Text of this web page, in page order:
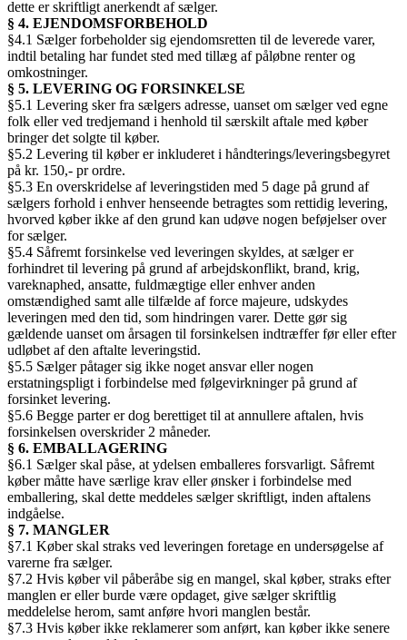
dette er skriftligt anerkendt af sælger.
§ 4. EJENDOMSFORBEHOLD
§4.1 Sælger forbeholder sig ejendomsretten til de leverede varer,
indtil betaling har fundet sted med tillæg af påløbne renter og
omkostninger.
§ 5. LEVERING OG FORSINKELSE
§5.1 Levering sker fra sælgers adresse, uanset om sælger ved egne
folk eller ved tredjemand i henhold til særskilt aftale med køber
bringer det solgte til køber.
§5.2 Levering til køber er inkluderet i håndterings/leveringsbegyret
på kr. 150,- pr ordre.
§5.3 En overskridelse af leveringstiden med 5 dage på grund af
sælgers forhold i enhver henseende betragtes som rettidig levering,
hvorved køber ikke af den grund kan udøve nogen beføjelser over
for sælger.
§5.4 Såfremt forsinkelse ved leveringen skyldes, at sælger er
forhindret til levering på grund af arbejdskonflikt, brand, krig,
vareknaphed, ansatte, fuldmægtige eller enhver anden
omstændighed samt alle tilfælde af force majeure, udskydes
leveringen med den tid, som hindringen varer. Dette gør sig
gældende uanset om årsagen til forsinkelsen indtræffer før eller efter
udløbet af den aftalte leveringstid.
§5.5 Sælger påtager sig ikke noget ansvar eller nogen
erstatningspligt i forbindelse med følgevirkninger på grund af
forsinket levering.
§5.6 Begge parter er dog berettiget til at annullere aftalen, hvis
forsinkelsen overskrider 2 måneder.
§ 6. EMBALLAGERING
§6.1 Sælger skal påse, at ydelsen emballeres forsvarligt. Såfremt
køber måtte have særlige krav eller ønsker i forbindelse med
emballering, skal dette meddeles sælger skriftligt, inden aftalens
indgåelse.
§ 7. MANGLER
§7.1 Køber skal straks ved leveringen foretage en undersøgelse af
varerne fra sælger.
§7.2 Hvis køber vil påberåbe sig en mangel, skal køber, straks efter
manglen er eller burde være opdaget, give sælger skriftlig
meddelelse herom, samt anføre hvori manglen består.
§7.3 Hvis køber ikke reklamerer som anført, kan køber ikke senere